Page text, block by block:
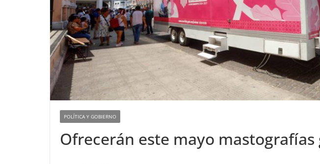
POLÍTICA Y GOBIERNO
Ofrecerán este mayo